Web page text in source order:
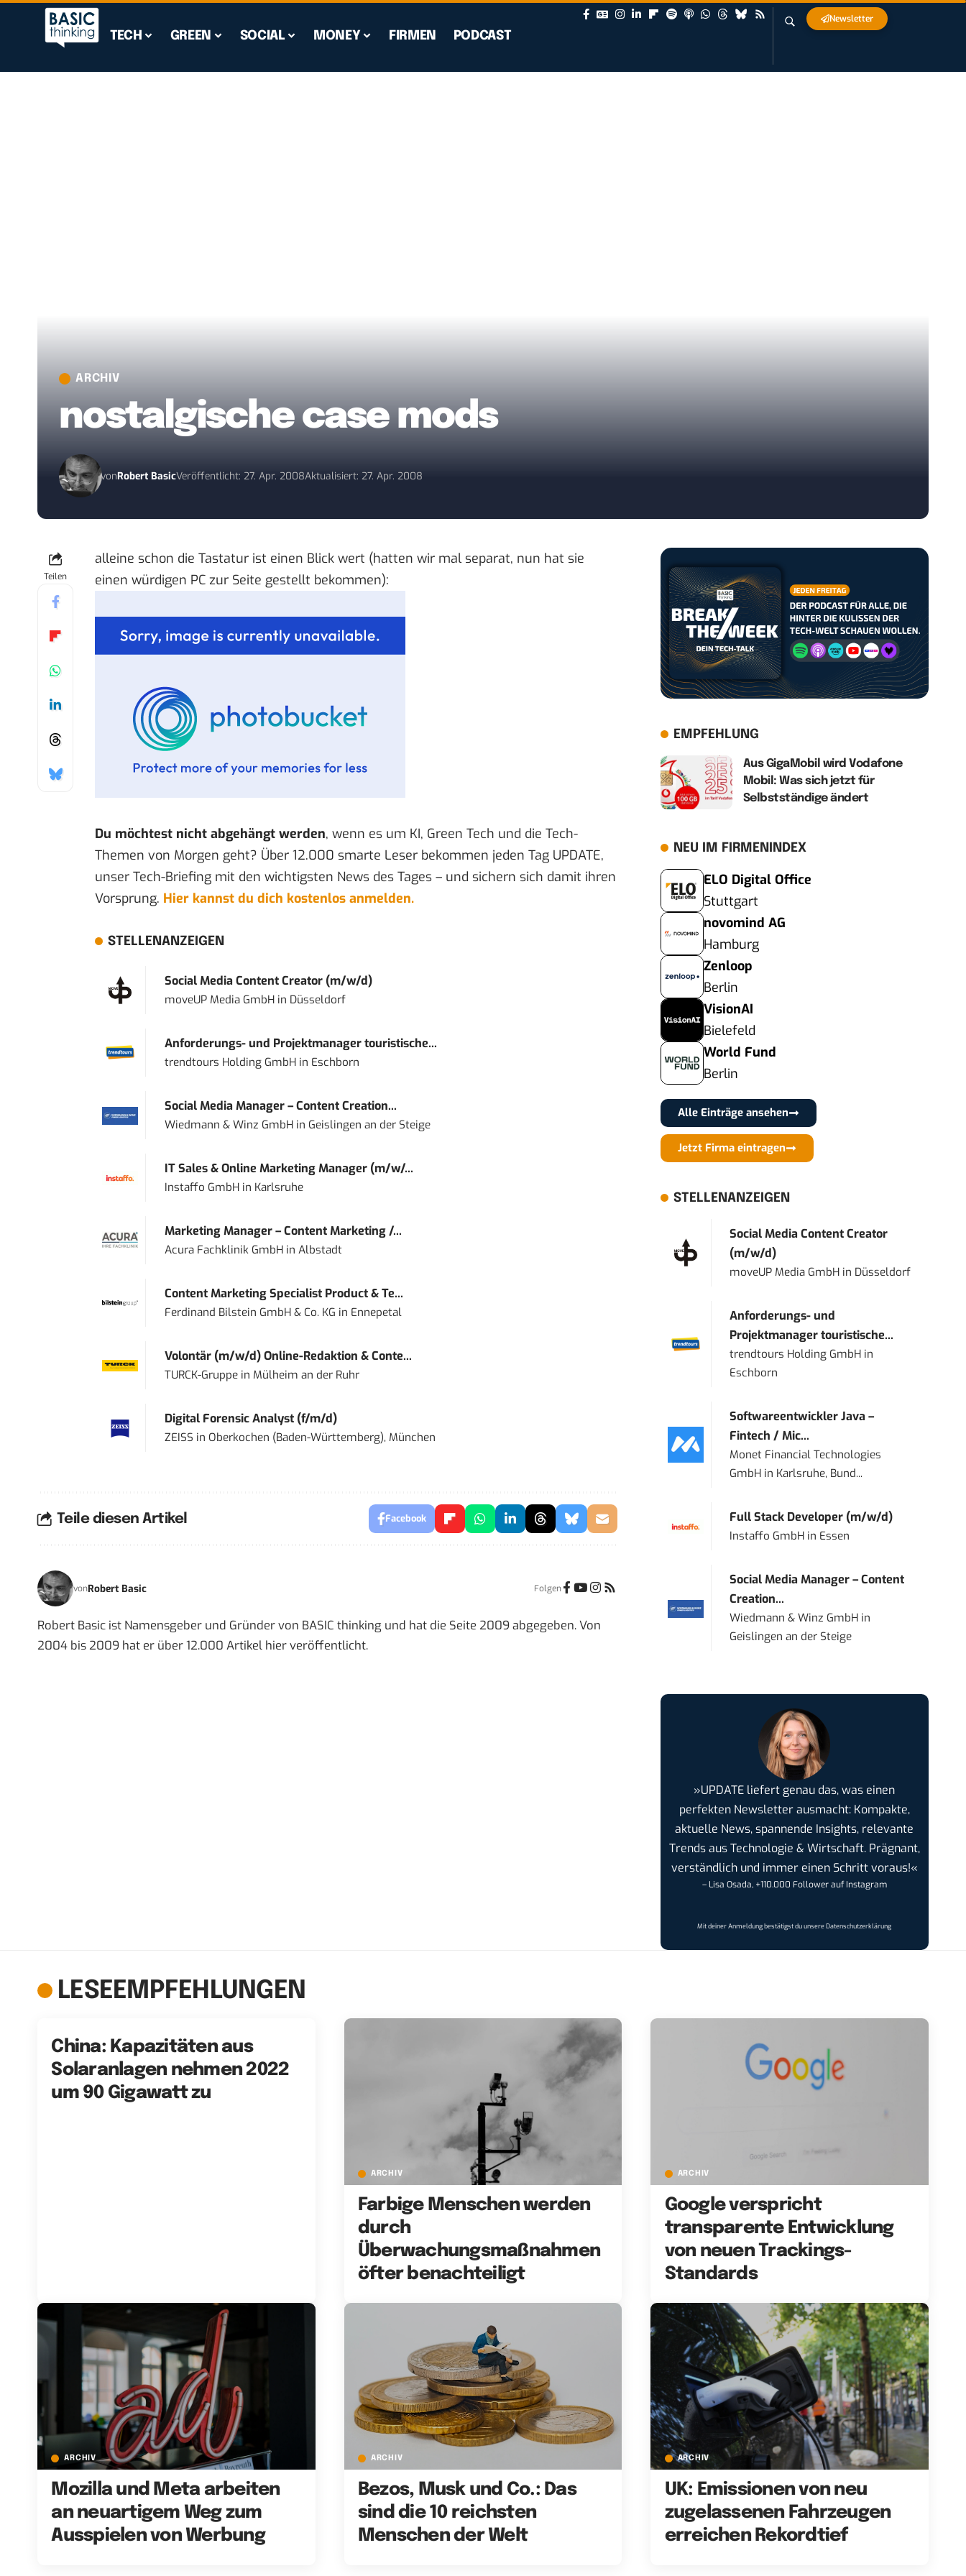
TECH GREEN SOCIAL MONEY FIRMEN PODCAST
Newsletter
ARCHIV
nostalgische case mods
vonRobert BasicVeröffentlicht: 27. Apr. 2008Aktualisiert: 27. Apr. 2008
Teilen
alleine schon die Tastatur ist einen Blick wert (hatten wir mal separat, nun hat sie
einen würdigen PC zur Seite gestellt bekommen):
Du möchtest nicht abgehängt werden, wenn es um KI, Green Tech und die Tech-
Themen von Morgen geht? Über 12.000 smarte Leser bekommen jeden Tag UPDATE,
unser Tech-Briefing mit den wichtigsten News des Tages – und sichern sich damit ihren
Vorsprung. Hier kannst du dich kostenlos anmelden.
STELLENANZEIGEN
Social Media Content Creator (m/w/d)
moveUP Media GmbHin Düsseldorf
Anforderungs- und Projektmanager touristische...
trendtours Holding GmbHin Eschborn
Social Media Manager – Content Creation...
Wiedmann & Winz GmbHin Geislingen an der Steige
IT Sales & Online Marketing Manager (m/w/...
Instaffo GmbHin Karlsruhe
Marketing Manager – Content Marketing /...
Acura Fachklinik GmbHin Albstadt
Content Marketing Specialist Product & Te...
Ferdinand Bilstein GmbH & Co. KG in Ennepetal
Volontär (m/w/d) Online-Redaktion & Conte...
TURCK-Gruppein Mülheim an der Ruhr
Digital Forensic Analyst (f/m/d)
ZEISS in Oberkochen (Baden-Württemberg), München
Teile diesen Artikel Facebook
vonRobert Basic Folgen
Robert Basic ist Namensgeber und Gründer von BASIC thinking und hat die Seite 2009 abgegeben. Von
2004 bis 2009 hat er über 12.000 Artikel hier veröffentlicht.
EMPFEHLUNG
Aus GigaMobil wird Vodafone
Mobil: Was sich jetzt für
Selbstständige ändert
NEU IM FIRMENINDEX
ELO Digital Office
Stuttgart
novomind AG
Hamburg
Zenloop
Berlin
VisionAI
Bielefeld
World Fund
Berlin
Alle Einträge ansehen
Jetzt Firma eintragen
STELLENANZEIGEN
Social Media Content Creator
(m/w/d)
moveUP Media GmbH in Düsseldorf
Anforderungs- und
Projektmanager touristische...
trendtours Holding GmbH in
Eschborn
Softwareentwickler Java –
Fintech / Mic...
Monet Financial Technologies
GmbH in Karlsruhe, Bund...
Full Stack Developer (m/w/d)
Instaffo GmbH in Essen
Social Media Manager – Content
Creation...
Wiedmann & Winz GmbH in
Geislingen an der Steige
»UPDATE liefert genau das, was einen
perfekten Newsletter ausmacht: Kompakte,
aktuelle News, spannende Insights, relevante
Trends aus Technologie & Wirtschaft. Prägnant,
verständlich und immer einen Schritt voraus!«
– Lisa Osada, +110.000 Follower auf Instagram
Mit deiner Anmeldung bestätigst du unsereDatenschutzerklärung
LESEEMPFEHLUNGEN
China: Kapazitäten aus
Solaranlagen nehmen 2022
um 90 Gigawatt zu
ARCHIV
Farbige Menschen werden
durch
Überwachungsmaßnahmen
öfter benachteiligt
ARCHIV
Google verspricht
transparente Entwicklung
von neuen Trackings-
Standards
ARCHIV
Mozilla und Meta arbeiten
an neuartigem Weg zum
Ausspielen von Werbung
ARCHIV
Bezos, Musk und Co.: Das
sind die 10 reichsten
Menschen der Welt
ARCHIV
UK: Emissionen von neu
zugelassenen Fahrzeugen
erreichen Rekordtief